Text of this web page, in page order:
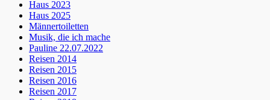
Haus 2023
Haus 2025
Männertoiletten
Musik, die ich mache
Pauline 22.07.2022
Reisen 2014
Reisen 2015
Reisen 2016
Reisen 2017